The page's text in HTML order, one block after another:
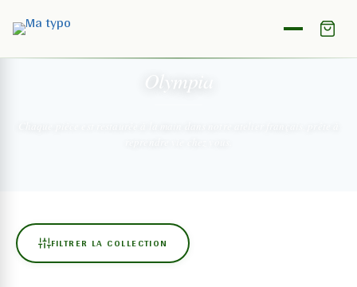
Olympia
FILTRER LA COLLECTION